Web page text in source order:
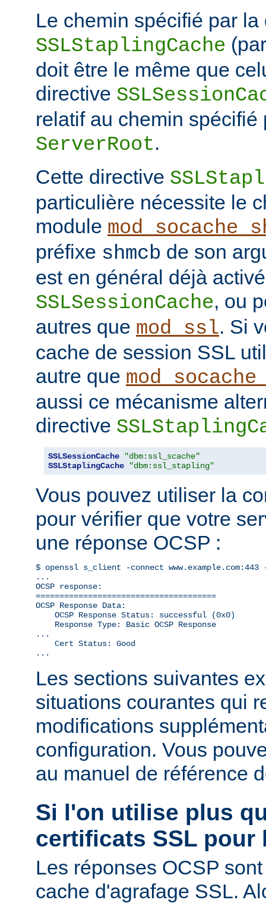
Le chemin spécifié par la
SSLStaplingCache
doit être le même que
directive
relatif au chemin spécifié
ServerRoot.
Cette directive
particulière nécessite le
module
préfixe shmcb de son
est en général déjà
SSLSessionCache, ou
autres que mod_ssl. Si
cache de session SSL
autre que
aussi ce mécanisme
directive
SSLSessionCache
"dbm:ssl_scache"
SSLStaplingCache
"dbm:ssl_stapling"
Vous pouvez utiliser la
pour vérifier que votre
une réponse OCSP :
$ openssl s_client -connect www.example.com:443
...
OCSP response:
======================================
OCSP Response Data:
    OCSP Response Status: successful (0x0)
    Response Type: Basic OCSP Response
...
    Cert Status: Good
...
Les sections suivantes
situations courantes qui
modifications
configuration. Vous
au manuel de référence
Si l'on utilise plus
certificats SSL pour
Les réponses OCSP
cache d'agrafage SSL.